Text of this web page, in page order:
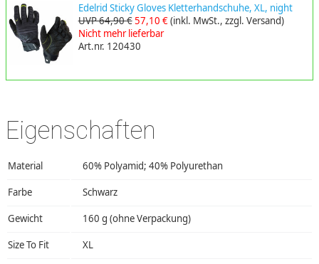
Edelrid Sticky Gloves Kletterhandschuhe, XL, night
UVP 64,90 €57,10 €(inkl. MwSt., zzgl. Versand)
Nicht mehr lieferbar
Art.nr. 120430
Eigenschaften
Material 60% Polyamid; 40% Polyurethan
Farbe Schwarz
Gewicht 160 g (ohne Verpackung)
Size To Fit XL